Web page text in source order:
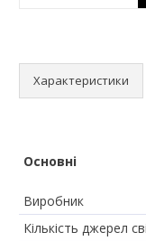
Характеристики
Основні
Виробник
Кількість джерел